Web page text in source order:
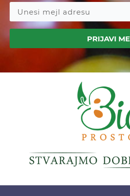
PRIJAVI ME